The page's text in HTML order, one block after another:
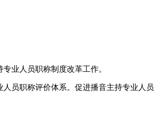
业人员职称制度改革工作。
员职称评价体系。促进播音主持专业人员